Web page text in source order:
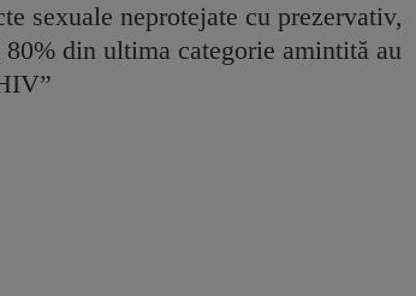
sexuale neprotejate cu prezervativ,
din ultima categorie amintită au